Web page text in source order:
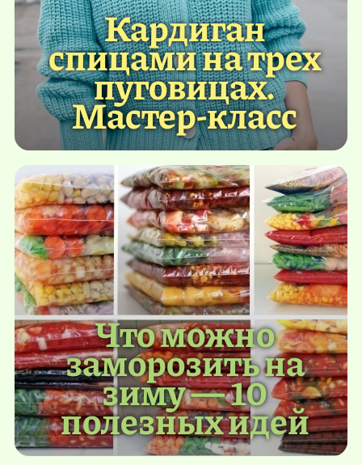
Кардиган
спицами на трех
пуговицах.
Мастер-класс
Что можно
заморозить на
зиму — 10
полезных идей